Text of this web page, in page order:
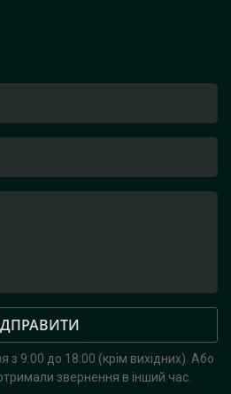
з 9:00 до 18:00 (крім вихідних). Або
звернення в інший час.